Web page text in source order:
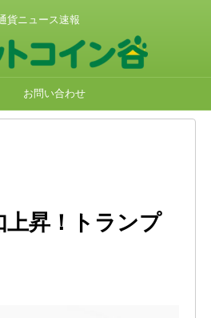
貨ニュース速報
お問い合わせ
上昇！トランプ